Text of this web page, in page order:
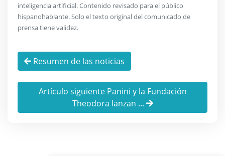
inteligencia artificial. Contenido revisado para el público
hispanohablante. Solo el texto original del comunicado de
prensa tiene validez.
Resumen de las noticias
Artículo siguiente Panini y la Fundación
Theodora lanzan ...